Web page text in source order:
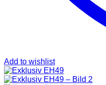
Add to wishlist